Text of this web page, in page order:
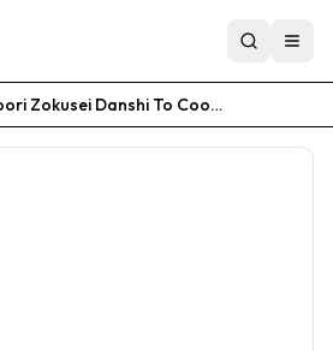
Koori Zokusei Danshi To Cool Na Douryou Joshi